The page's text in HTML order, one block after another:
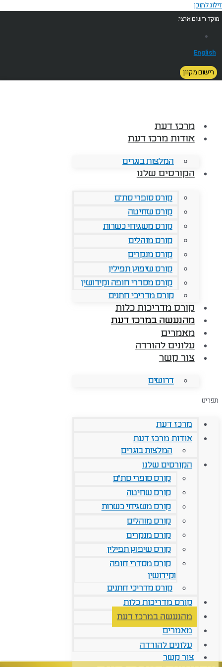
דילוג לתוכן
מוקד רישום ארצי:
English
רישום מקוון
מרכז דעת
אודות מרכז דעת
המלצות בוגרים
הקורסים שלנו
קורס סופרי סת"ם
קורס שחיטה
קורס משגיחי כשרות
קורס מוהלים
קורס מנקרים
קורס שיפוץ תפילין
קורס מסדרי חופה וקידושין
קורס מדריכי חתנים
קורס מדריכות כלות
מהנעשה במרכז דעת
מאמרים
עלונים להורדה
צור קשר
דרושים
תפריט
מרכז דעת
אודות מרכז דעת
המלצות בוגרים
הקורסים שלנו
קורס סופרי סת"ם
קורס שחיטה
קורס משגיחי כשרות
קורס מוהלים
קורס מנקרים
קורס שיפוץ תפילין
קורס מסדרי חופה
וקידושין
קורס מדריכי חתנים
קורס מדריכות כלות
מהנעשה במרכז דעת
מאמרים
עלונים להורדה
צור קשר